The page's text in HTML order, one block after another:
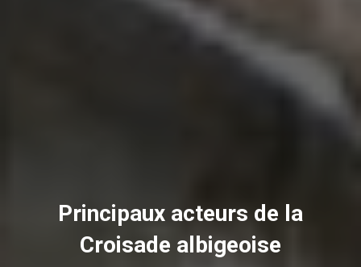
Principaux acteurs de la
Croisade albigeoise